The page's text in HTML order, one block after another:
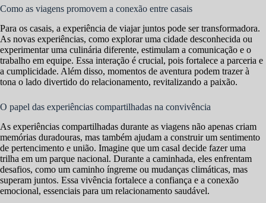
Como as viagens promovem a conexão entre casais
Para os casais, a experiência de viajar juntos pode ser transformadora.
As novas experiências, como explorar uma cidade desconhecida ou
experimentar uma culinária diferente, estimulam a comunicação e o
trabalho em equipe. Essa interação é crucial, pois fortalece a parceria e
a cumplicidade. Além disso, momentos de aventura podem trazer à
tona o lado divertido do relacionamento, revitalizando a paixão.
O papel das experiências compartilhadas na convivência
As experiências compartilhadas durante as viagens não apenas criam
memórias duradouras, mas também ajudam a construir um sentimento
de pertencimento e união. Imagine que um casal decide fazer uma
trilha em um parque nacional. Durante a caminhada, eles enfrentam
desafios, como um caminho íngreme ou mudanças climáticas, mas
superam juntos. Essa vivência fortalece a confiança e a conexão
emocional, essenciais para um relacionamento saudável.